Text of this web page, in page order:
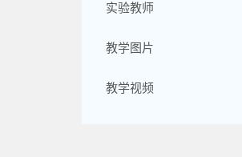
实验教师
教学图片
教学视频